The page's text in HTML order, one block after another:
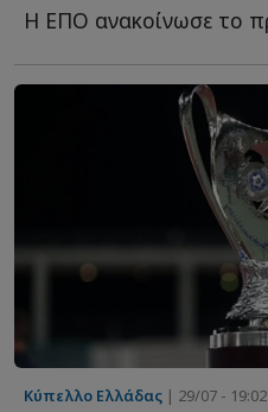
Κύπελλο Ελλάδας | 29/07 - 19:02